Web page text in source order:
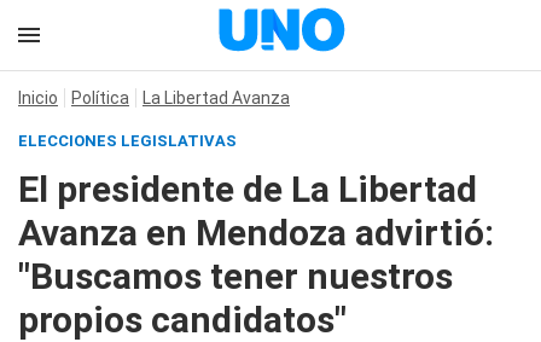
Inicio Política La Libertad Avanza
ELECCIONES LEGISLATIVAS
El presidente de La Libertad
Avanza en Mendoza advirtió:
"Buscamos tener nuestros
propios candidatos"